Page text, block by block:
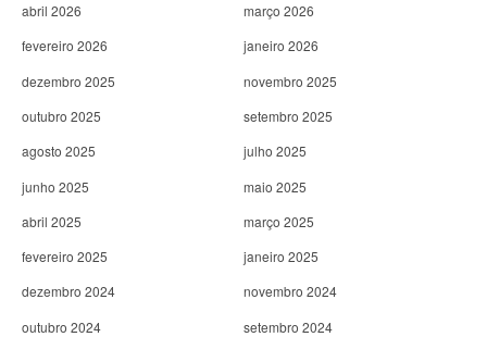
abril 2026
março 2026
fevereiro 2026
janeiro 2026
dezembro 2025
novembro 2025
outubro 2025
setembro 2025
agosto 2025
julho 2025
junho 2025
maio 2025
abril 2025
março 2025
fevereiro 2025
janeiro 2025
dezembro 2024
novembro 2024
outubro 2024
setembro 2024